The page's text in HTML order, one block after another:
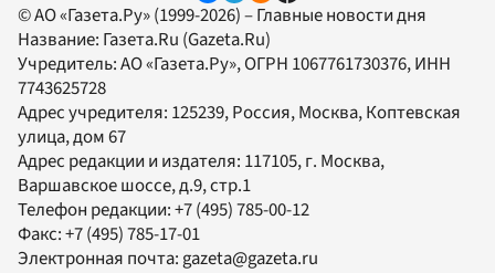
© АО «Газета.Ру» (1999-2026) – Главные новости дня
Название: Газета.Ru (Gazeta.Ru)
Учредитель:АО «Газета.Ру», ОГРН 1067761730376, ИНН
7743625728
Адрес учредителя: 125239, Россия, Москва, Коптевская
улица, дом 67
Адрес редакции и издателя: 117105, г. Москва,
Варшавское шоссе, д.9, стр.1
Телефон редакции:+7 (495) 785-00-12
Факс:+7 (495) 785-17-01
Электронная почта: gazeta@gazeta.ru